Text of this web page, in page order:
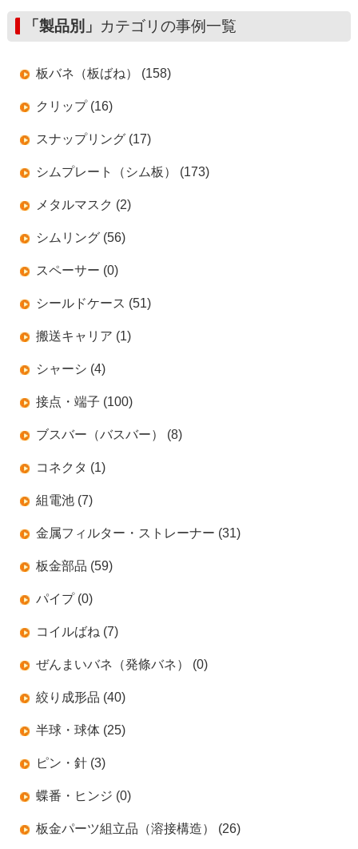
「製品別」 カテゴリの事例一覧
板バネ（板ばね） (158)
クリップ (16)
スナップリング (17)
シムプレート（シム板） (173)
メタルマスク (2)
シムリング (56)
スペーサー (0)
シールドケース (51)
搬送キャリア (1)
シャーシ (4)
接点・端子 (100)
ブスバー（バスバー） (8)
コネクタ (1)
組電池 (7)
金属フィルター・ストレーナー (31)
板金部品 (59)
パイプ (0)
コイルばね (7)
ぜんまいバネ（発條バネ） (0)
絞り成形品 (40)
半球・球体 (25)
ピン・針 (3)
蝶番・ヒンジ (0)
板金パーツ組立品（溶接構造） (26)